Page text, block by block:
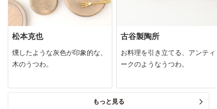
松本克也
燻したような灰色が印象的な、
木のうつわ。
古谷製陶所
お料理を引き立てる、アンティ
ークのようなうつわ。
もっと見る